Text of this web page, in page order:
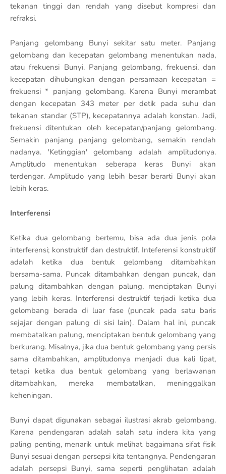
tekanan tinggi dan rendah yang disebut kompresi dan
refraksi.
Panjang gelombang Bunyi sekitar satu meter. Panjang
gelombang dan kecepatan gelombang menentukan nada,
atau frekuensi Bunyi. Panjang gelombang, frekuensi, dan
kecepatan dihubungkan dengan persamaan kecepatan =
frekuensi * panjang gelombang. Karena Bunyi merambat
dengan kecepatan 343 meter per detik pada suhu dan
tekanan standar (STP), kecepatannya adalah konstan. Jadi,
frekuensi ditentukan oleh kecepatan/panjang gelombang.
Semakin panjang panjang gelombang, semakin rendah
nadanya. 'Ketinggian' gelombang adalah amplitudonya.
Amplitudo menentukan seberapa keras Bunyi akan
terdengar. Amplitudo yang lebih besar berarti Bunyi akan
lebih keras.
Interferensi
Ketika dua gelombang bertemu, bisa ada dua jenis pola
interferensi; konstruktif dan destruktif. Inteferensi konstruktif
adalah ketika dua bentuk gelombang ditambahkan
bersama-sama. Puncak ditambahkan dengan puncak, dan
palung ditambahkan dengan palung, menciptakan Bunyi
yang lebih keras. Interferensi destruktif terjadi ketika dua
gelombang berada di luar fase (puncak pada satu baris
sejajar dengan palung di sisi lain). Dalam hal ini, puncak
membatalkan palung, menciptakan bentuk gelombang yang
berkurang. Misalnya, jika dua bentuk gelombang yang persis
sama ditambahkan, amplitudonya menjadi dua kali lipat,
tetapi ketika dua bentuk gelombang yang berlawanan
ditambahkan, mereka membatalkan, meninggalkan
keheningan.
Bunyi dapat digunakan sebagai ilustrasi akrab gelombang.
Karena pendengaran adalah salah satu indera kita yang
paling penting, menarik untuk melihat bagaimana sifat fisik
Bunyi sesuai dengan persepsi kita tentangnya. Pendengaran
adalah persepsi Bunyi, sama seperti penglihatan adalah